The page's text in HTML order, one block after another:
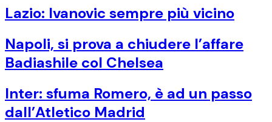
Lazio: Ivanovic sempre più vicino
Napoli, si prova a chiudere l’affare
Badiashile col Chelsea
Inter: sfuma Romero, è ad un passo
dall’Atletico Madrid